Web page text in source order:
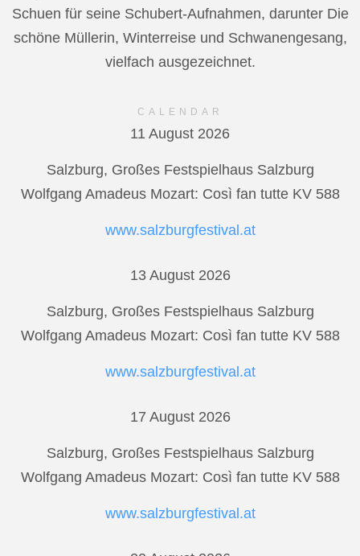
Schuen für seine Schubert-Aufnahmen, darunter Die
schöne Müllerin, Winterreise und Schwanengesang,
vielfach ausgezeichnet.
CALENDAR
11 August 2026
Salzburg, Großes Festspielhaus Salzburg
Wolfgang Amadeus Mozart: Così fan tutte KV 588
www.salzburgfestival.at
13 August 2026
Salzburg, Großes Festspielhaus Salzburg
Wolfgang Amadeus Mozart: Così fan tutte KV 588
www.salzburgfestival.at
17 August 2026
Salzburg, Großes Festspielhaus Salzburg
Wolfgang Amadeus Mozart: Così fan tutte KV 588
www.salzburgfestival.at